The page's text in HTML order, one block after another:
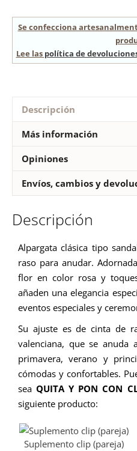
Se confecciona
Lee las política de
Descripción
Más información
Opiniones
Envíos, cambios y
Descripción
Alpargata clásica tipo
raso para anudar.
flor en color rosa y
añaden una elegancia
eventos especiales y
Su ajuste es de cinta de
valenciana, que se anuda
primavera, verano y
cómodas y confortables.
sea QUITA Y PON CON
siguiente producto:
Suplemento clip (pareja)